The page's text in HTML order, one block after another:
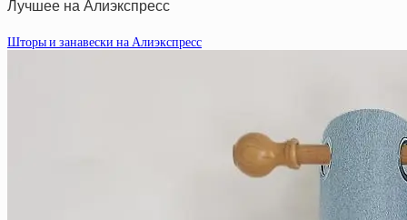
Лучшее на Алиэкспресс
Шторы и занавески на Алиэкспресс